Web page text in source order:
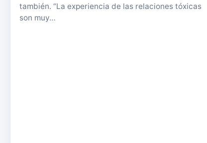
también. “La experiencia de las relaciones tóxicas
son muy…